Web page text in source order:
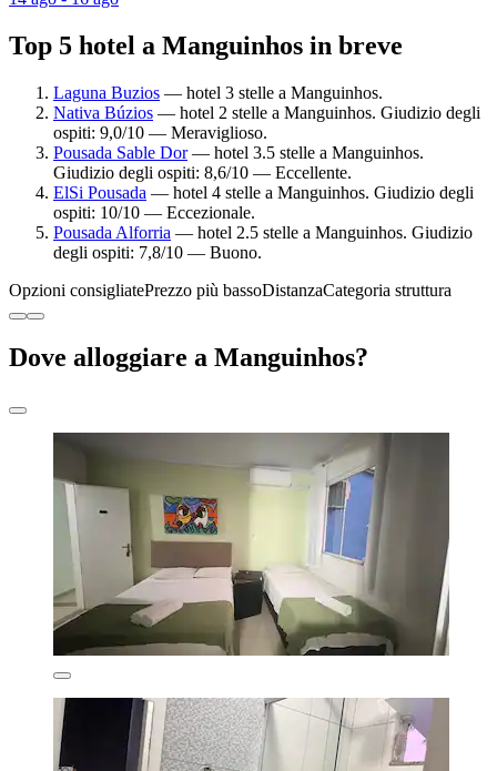
Top 5 hotel a Manguinhos in breve
Laguna Buzios — hotel 3 stelle a Manguinhos.
Nativa Búzios — hotel 2 stelle a Manguinhos. Giudizio degli
ospiti: 9,0/10 — Meraviglioso.
Pousada Sable Dor— hotel 3.5 stelle a Manguinhos.
Giudizio degli ospiti: 8,6/10 — Eccellente.
ElSi Pousada — hotel 4 stelle a Manguinhos. Giudizio degli
ospiti: 10/10 — Eccezionale.
Pousada Alforria — hotel 2.5 stelle a Manguinhos. Giudizio
degli ospiti: 7,8/10 — Buono.
Opzioni consigliatePrezzo più bassoDistanzaCategoria struttura
Dove alloggiare a Manguinhos?